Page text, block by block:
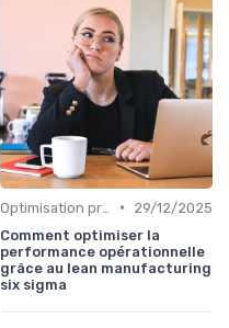
•
29/12/2025
Comment optimiser la
performance opérationnelle
grâce au lean manufacturing
six sigma